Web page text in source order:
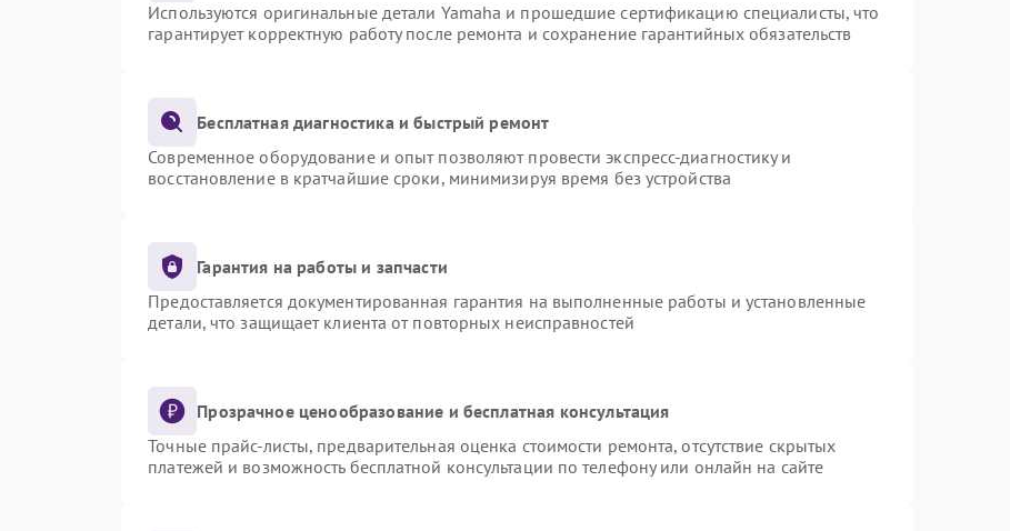
Используются оригинальные детали Yamaha и прошедшие сертификацию специалисты, что
гарантирует корректную работу после ремонта и сохранение гарантийных обязательств
Бесплатная диагностика и быстрый ремонт
Современное оборудование и опыт позволяют провести экспресс-диагностику и
восстановление в кратчайшие сроки, минимизируя время без устройства
Гарантия на работы и запчасти
Предоставляется документированная гарантия на выполненные работы и установленные
детали, что защищает клиента от повторных неисправностей
Прозрачное ценообразование и бесплатная консультация
Точные прайс-листы, предварительная оценка стоимости ремонта, отсутствие скрытых
платежей и возможность бесплатной консультации по телефону или онлайн на сайте